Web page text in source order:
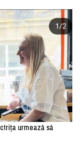
urmează să